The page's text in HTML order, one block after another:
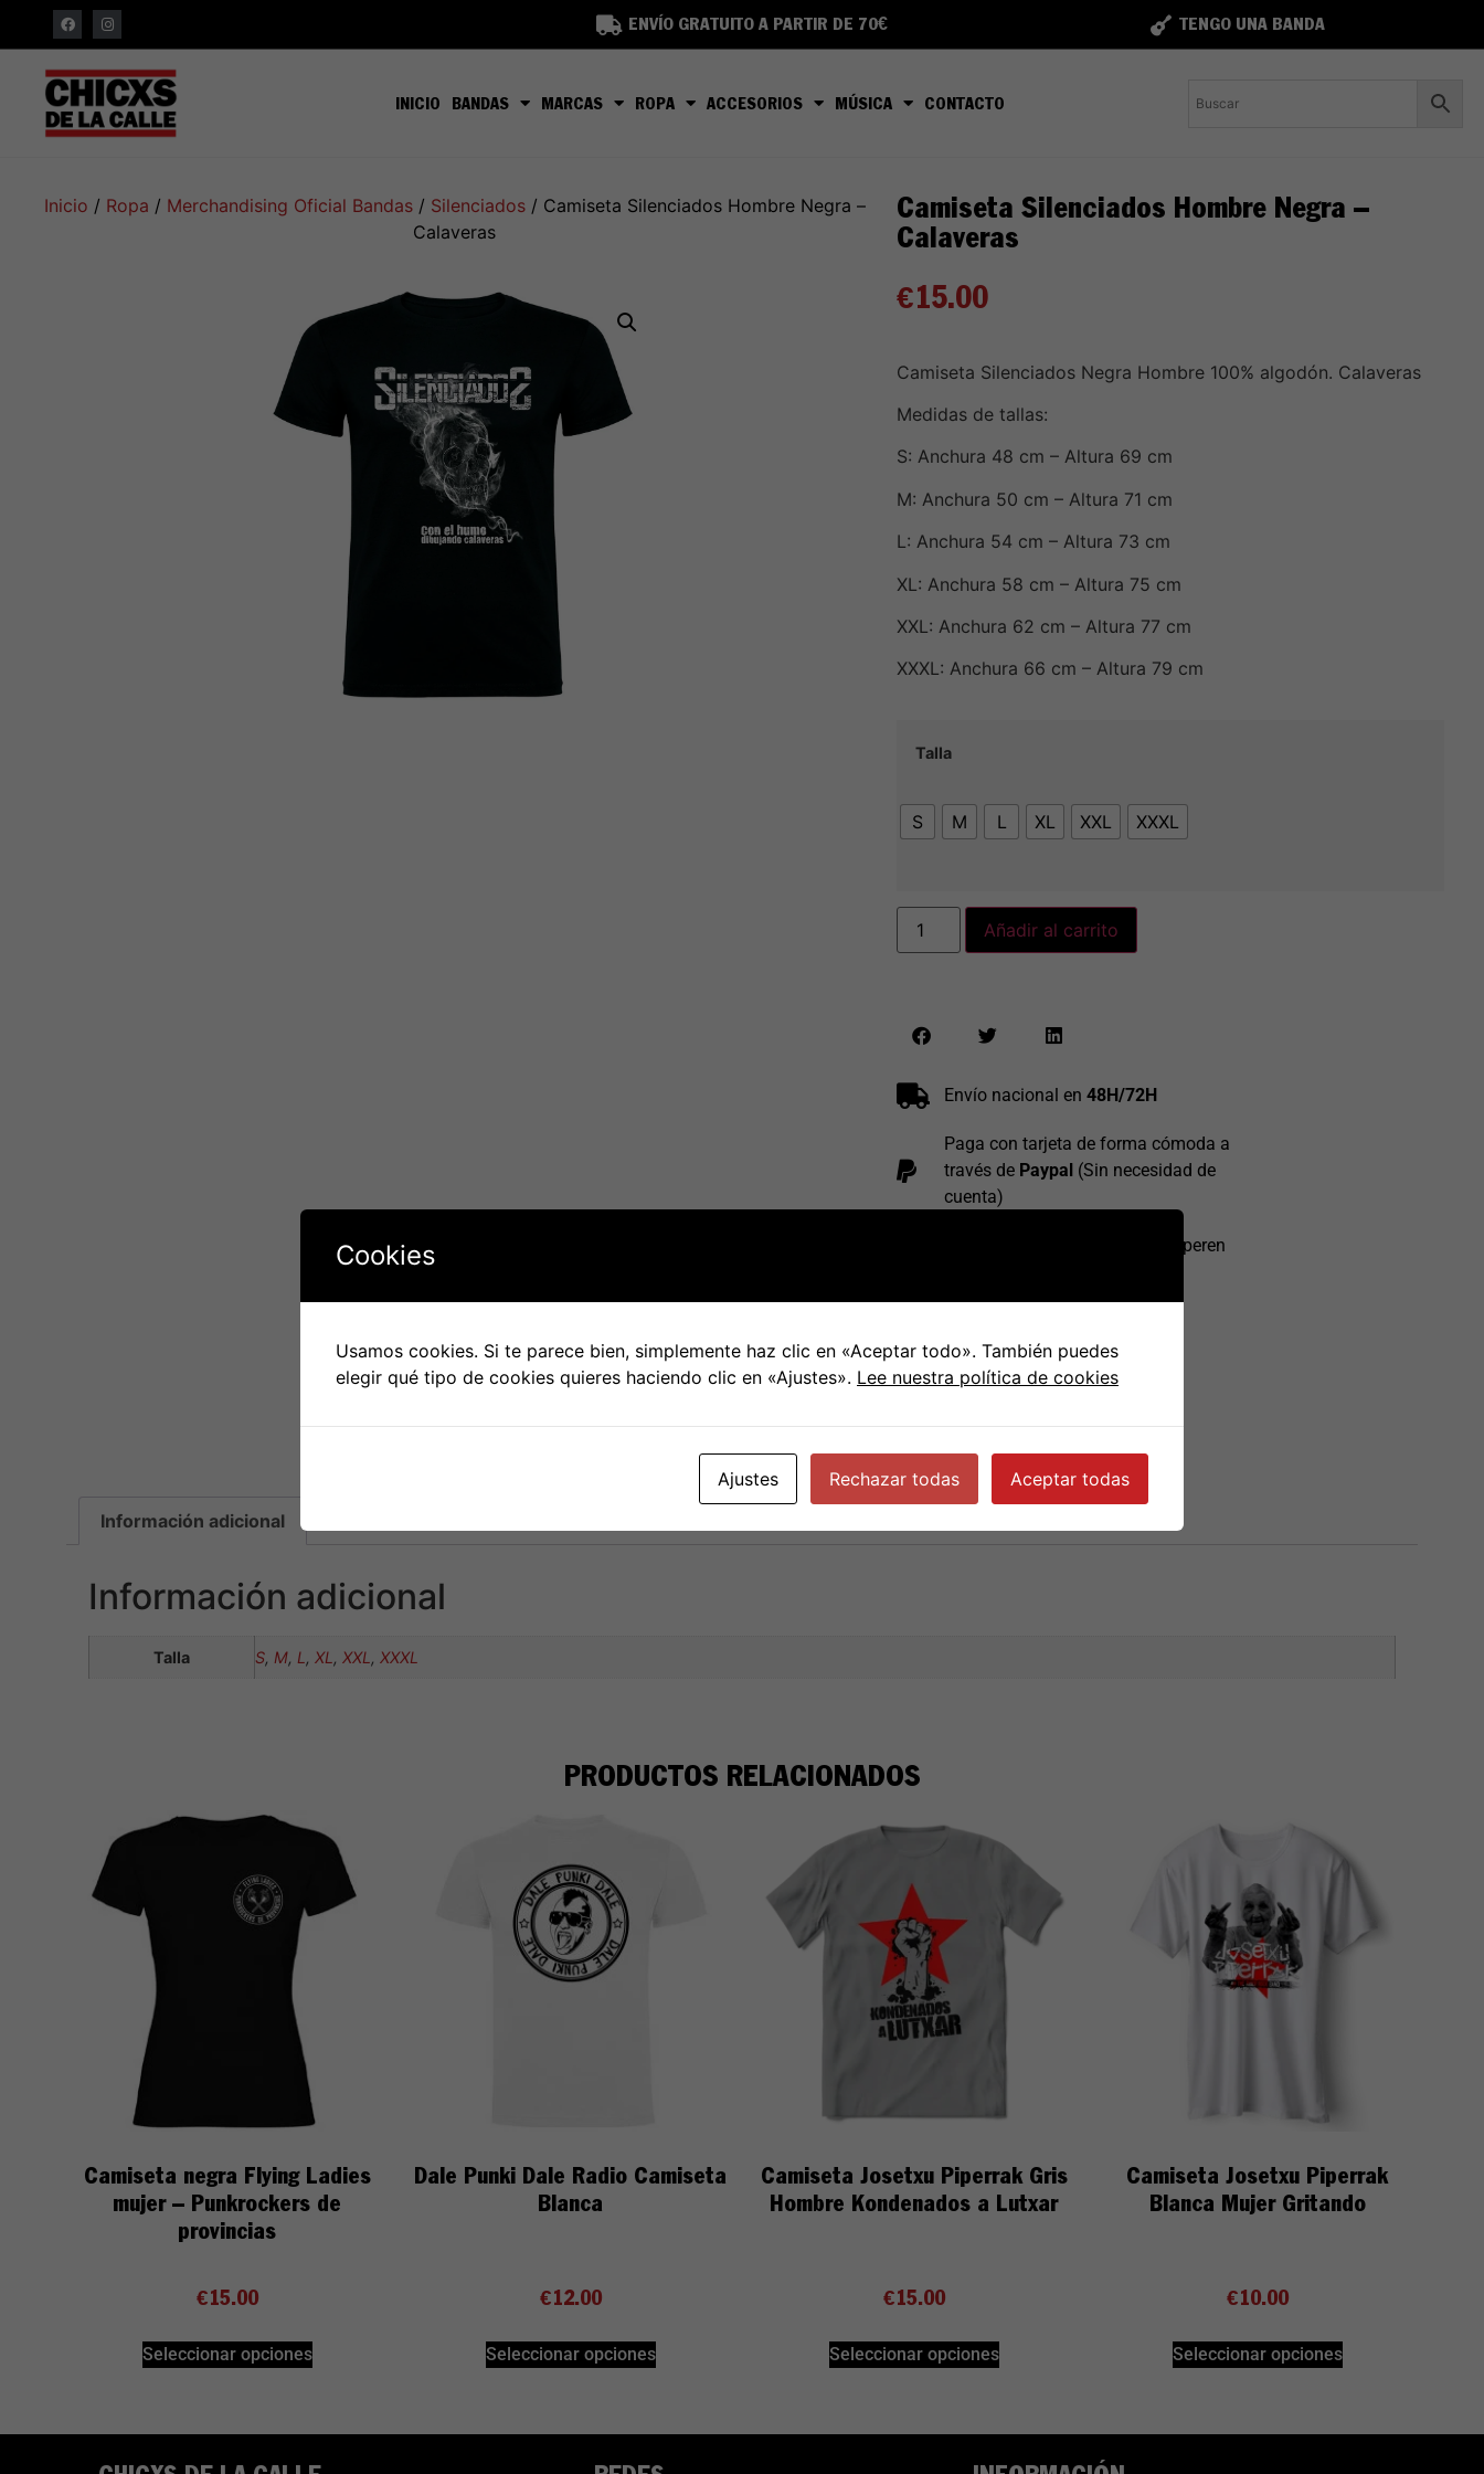
ENVÍO GRATUITO A PARTIR DE 70€ TENGO UNA BANDA
INICIO BANDAS MARCAS ROPA ACCESORIOS MÚSICA CONTACTO
Inicio / Ropa / Merchandising Oficial Bandas/ Silenciados/ Camiseta Silenciados Hombre Negra –
Calaveras
Camiseta Silenciados Hombre Negra –
Calaveras
€15.00
Camiseta Silenciados Negra Hombre 100% algodón. Calaveras
Medidas de tallas:
S: Anchura 48 cm – Altura 69 cm
M: Anchura 50 cm – Altura 71 cm
L: Anchura 54 cm – Altura 73 cm
XL: Anchura 58 cm – Altura 75 cm
XXL: Anchura 62 cm – Altura 77 cm
XXXL: Anchura 66 cm – Altura 79 cm
Talla
S M L XL XXL XXXL
Añadir al carrito
Envío nacional en48H/72H
Paga con tarjeta de forma cómoda a
través de Paypal (Sin necesidad de
cuenta)
en pedidos que superen
Información adicional
Información adicional
Talla S, M, L , XL , XXL , XXXL
PRODUCTOS RELACIONADOS
Camiseta negra Flying Ladies
mujer – Punkrockers de
provincias
€15.00
Seleccionar opciones
Dale Punki Dale Radio Camiseta
Blanca
€12.00
Seleccionar opciones
Camiseta Josetxu Piperrak Gris
Hombre Kondenados a Lutxar
€15.00
Seleccionar opciones
Camiseta Josetxu Piperrak
Blanca Mujer Gritando
€10.00
Seleccionar opciones
Cookies
Usamos cookies. Si te parece bien, simplemente haz clic en «Aceptar todo». También puedes
elegir qué tipo de cookies quieres haciendo clic en «Ajustes». Lee nuestra política de cookies
Ajustes Rechazar todas Aceptar todas